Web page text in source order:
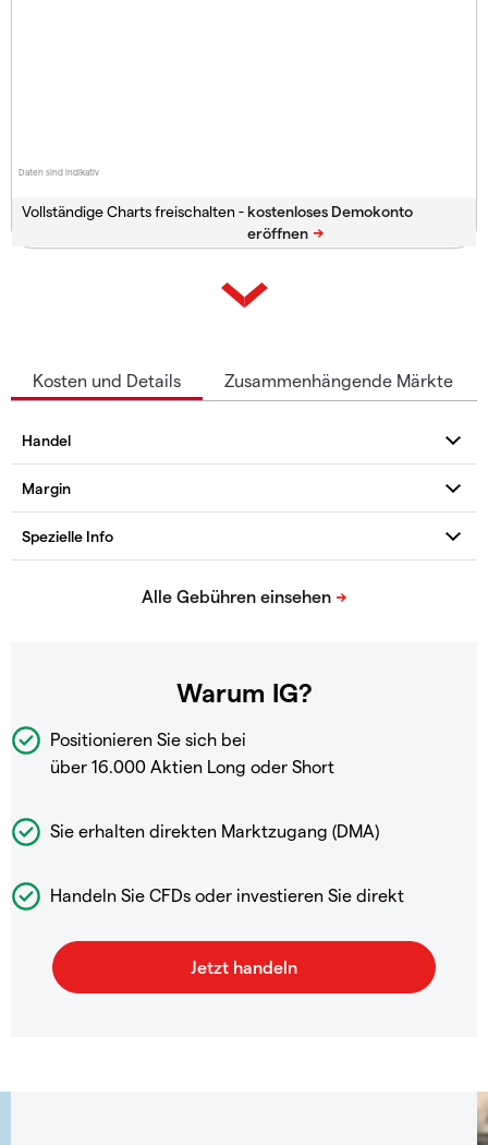
Daten sind indikativ
Vollständige Charts freischalten -
Kosten und Details Zusammenhängende Märkte
Warum IG?
Positionieren Sie sich bei
über 16.000 Aktien Long oder Short
Sie erhalten direkten Marktzugang (DMA)
Handeln Sie CFDs oder investieren Sie direkt